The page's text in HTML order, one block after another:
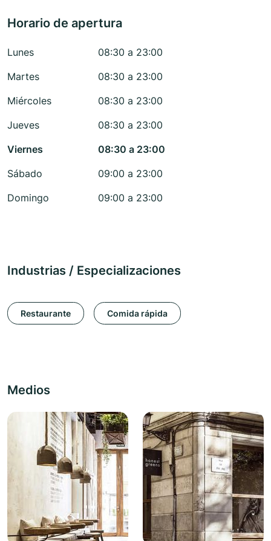
Horario de apertura
Lunes
08:30 a 23:00
Martes
08:30 a 23:00
Miércoles
08:30 a 23:00
Jueves
08:30 a 23:00
Viernes
08:30 a 23:00
Sábado
09:00 a 23:00
Domingo
09:00 a 23:00
Industrias / Especializaciones
Restaurante Comida rápida
Medios